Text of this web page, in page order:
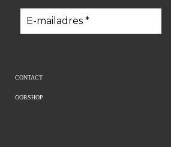
CONTACT
OORSHOP